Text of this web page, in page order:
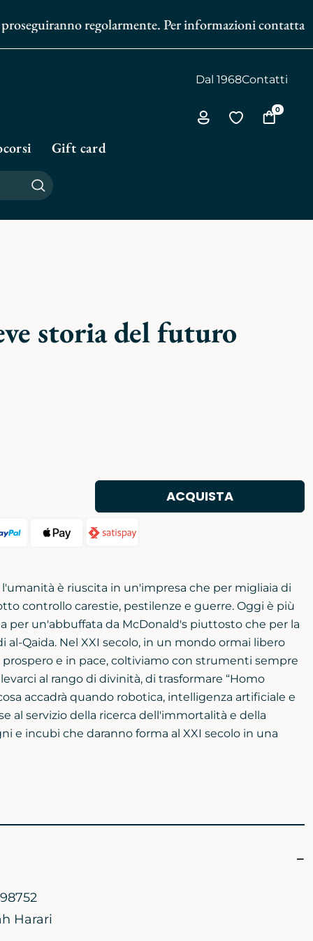
regolarmente. Per informazioni contattaci al
Dal 1968Contatti
Via
Vai
Vai
0
Gift card
Cerca
storia del futuro
ACQUISTA
è riuscita in un'impresa che per migliaia di
controllo carestie, pestilenze e guerre. Oggi è più
per un'abbuffata da McDonald's piuttosto che per la
al-Qaida. Nel XXI secolo, in un mondo ormai libero
e in pace, coltiviamo con strumenti sempre
al rango di divinità, di trasformare “Homo
accadrà quando robotica, intelligenza artificiale e
al servizio della ricerca dell'immortalità e della
e incubi che daranno forma al XXI secolo in una
Harari